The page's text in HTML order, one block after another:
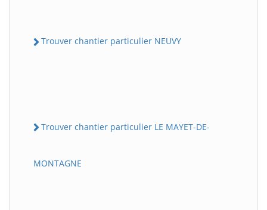
Trouver chantier particulier NEUVY
Trouver chantier particulier LE MAYET-DE-
MONTAGNE